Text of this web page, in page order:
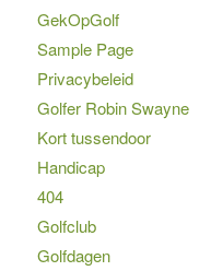
GekOpGolf
Sample Page
Privacybeleid
Golfer Robin Swayne
Kort tussendoor
Handicap
404
Golfclub
Golfdagen